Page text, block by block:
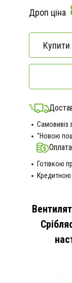
Дроп ціна
Купити
Самовивіз
"Новою
Оплата
Готівкою